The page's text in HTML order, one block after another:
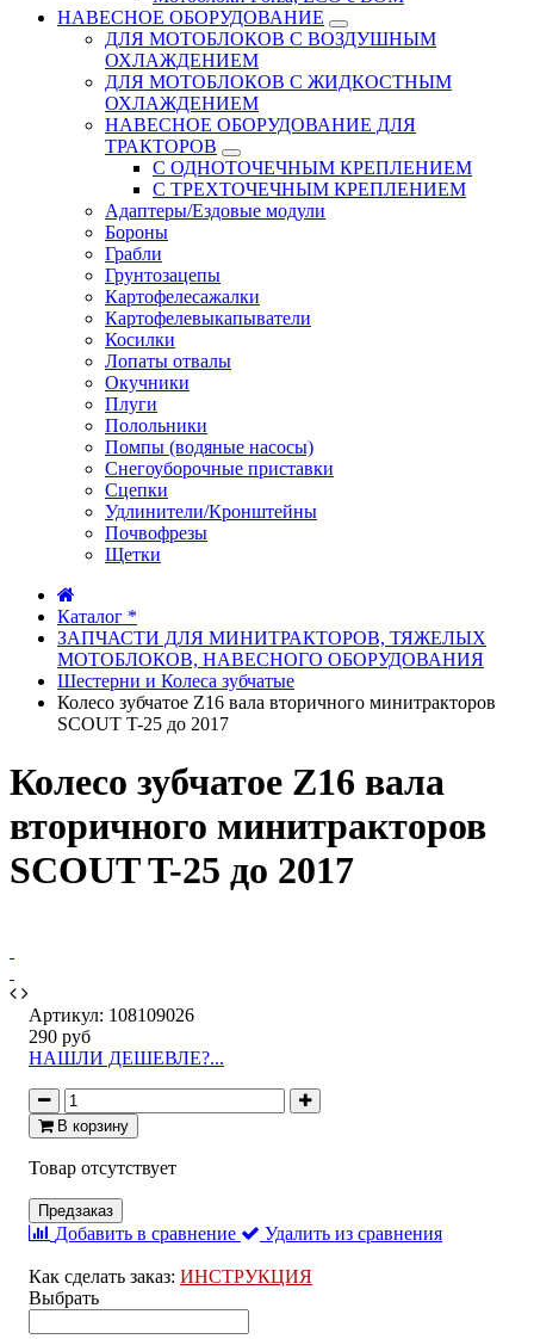
НАВЕСНОЕ ОБОРУДОВАНИЕ
ДЛЯ МОТОБЛОКОВ С ВОЗДУШНЫМ
ОХЛАЖДЕНИЕМ
ДЛЯ МОТОБЛОКОВ С ЖИДКОСТНЫМ
ОХЛАЖДЕНИЕМ
НАВЕСНОЕ ОБОРУДОВАНИЕ ДЛЯ
ТРАКТОРОВ
С ОДНОТОЧЕЧНЫМ КРЕПЛЕНИЕМ
С ТРЕХТОЧЕЧНЫМ КРЕПЛЕНИЕМ
Адаптеры/Ездовые модули
Бороны
Грабли
Грунтозацепы
Картофелесажалки
Картофелевыкапыватели
Косилки
Лопаты отвалы
Окучники
Плуги
Полольники
Помпы (водяные насосы)
Снегоуборочные приставки
Сцепки
Удлинители/Кронштейны
Почвофрезы
Щетки
Каталог *
ЗАПЧАСТИ ДЛЯ МИНИТРАКТОРОВ, ТЯЖЕЛЫХ
МОТОБЛОКОВ, НАВЕСНОГО ОБОРУДОВАНИЯ
Шестерни и Колеса зубчатые
Колесо зубчатое Z16 вала вторичного минитракторов
SCOUT T-25 до 2017
Колесо зубчатое Z16 вала
вторичного минитракторов
SCOUT T-25 до 2017
Артикул: 108109026
290 руб
НАШЛИ ДЕШЕВЛЕ?...
В корзину
Товар отсутствует
Предзаказ
Добавить в сравнение Удалить из сравнения
Как сделать заказ: ИНСТРУКЦИЯ
Выбрать